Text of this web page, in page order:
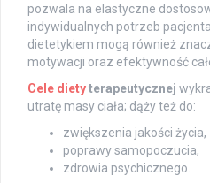
pozwala na elastyczne
indywidualnych potrzeb
dietetykiem mogą również
motywacji oraz efektywność
Cele dietyterapeutycznej
utratę masy ciała; dąży też do:
zwiększenia jakości życia,
poprawy samopoczucia,
zdrowia psychicznego.